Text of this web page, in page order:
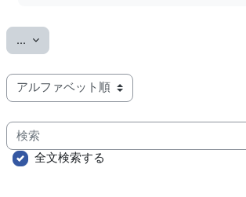
... エントリをエクスポートする
このインデックスを使用して用語集を表示する
検索
全文検索する